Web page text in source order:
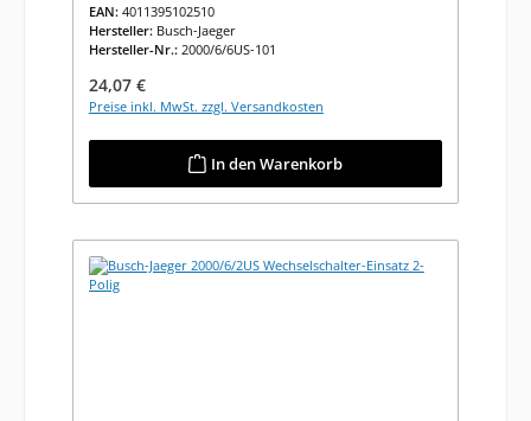
EAN: 4011395102510
Hersteller: Busch-Jaeger
Hersteller-Nr.: 2000/6/6US-101
Regulärer Preis:
24,07 €
Preise inkl. MwSt. zzgl. Versandkosten
In den Warenkorb